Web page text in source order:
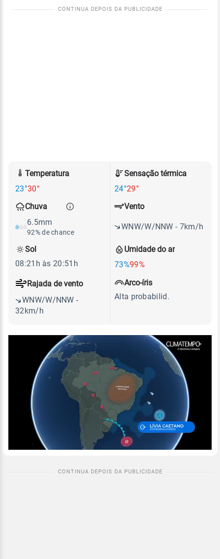
Temperatura
23°30°
Sensação térmica
24°29°
Chuva
6.5mm
92% de chance
Umidade do ar
73%99%
Vento
WNW/W/NNW - 7km/h
Rajada de vento
WNW/W/NNW -
32km/h
Sol
08:21h às 20:51h
Arco-íris
Alta probabilid.